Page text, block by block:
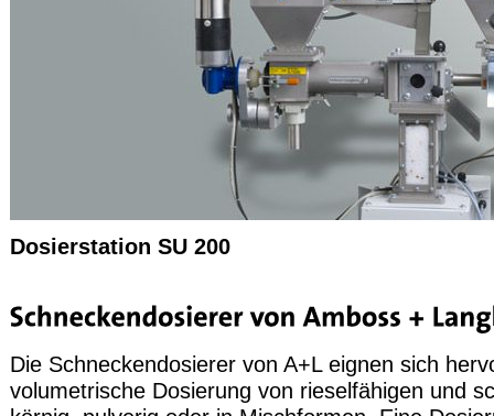
Dosierstation SU 200
Die Schneckendosierer von A+L eignen sich
volumetrische Dosierung von rieselfähigen und